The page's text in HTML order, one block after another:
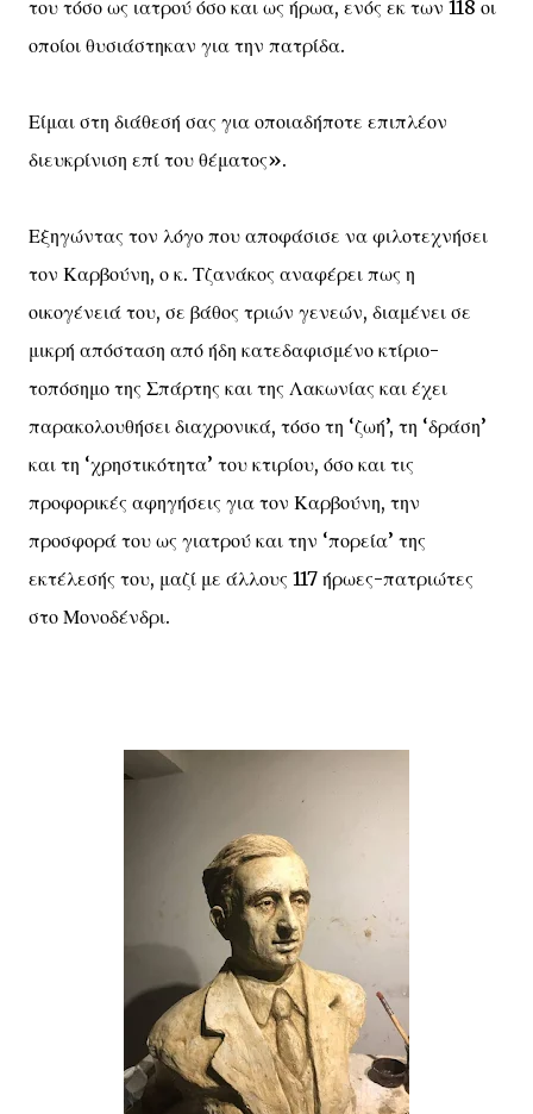
του τόσο ως ιατρού όσο και ως ήρωα, ενός εκ των 118 οι
οποίοι θυσιάστηκαν για την πατρίδα.
Είμαι στη διάθεσή σας για οποιαδήποτε επιπλέον
διευκρίνιση επί του θέματος».
Εξηγώντας τον λόγο που αποφάσισε να φιλοτεχνήσει
τον Καρβούνη, ο κ. Τζανάκος αναφέρει πως η
οικογένειά του, σε βάθος τριών γενεών, διαμένει σε
μικρή απόσταση από ήδη κατεδαφισμένο κτίριο-
τοπόσημο της Σπάρτης και της Λακωνίας και έχει
παρακολουθήσει διαχρονικά, τόσο τη ‘ζωή’, τη ‘δράση’
και τη ‘χρηστικότητα’ του κτιρίου, όσο και τις
προφορικές αφηγήσεις για τον Καρβούνη, την
προσφορά του ως γιατρού και την ‘πορεία’ της
εκτέλεσής του, μαζί με άλλους 117 ήρωες-πατριώτες
στο Μονοδένδρι.